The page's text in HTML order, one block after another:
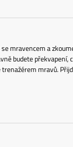
mravencem a
budete překvapení,
mravů.